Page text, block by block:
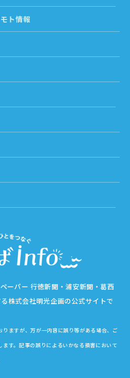
ーパー 行徳新聞・浦安新聞・葛西
株式会社明光企画の公式サイトで
ますが、万が一内容に誤り等がある場合、ご
す。記事の誤りによるいかなる損害において
ト情報